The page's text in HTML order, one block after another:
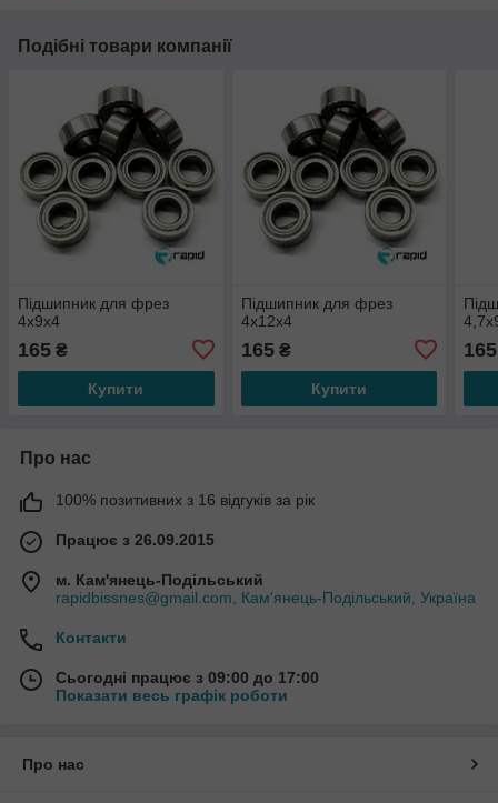
Подібні товари компанії
Підшипник для фрез
4x9x4
165 ₴
Купити
Підшипник для фрез
4x12x4
165₴
Купити
165
Про нас
100% позитивних з 16 відгуків за рік
Працює з 26.09.2015
м. Кам'янець-Подільський
rapidbissnes@gmail.com, Кам'янець-Подільський, Україна
Контакти
Сьогодні працює з 09:00 до 17:00
Показати весь графік роботи
Про нас